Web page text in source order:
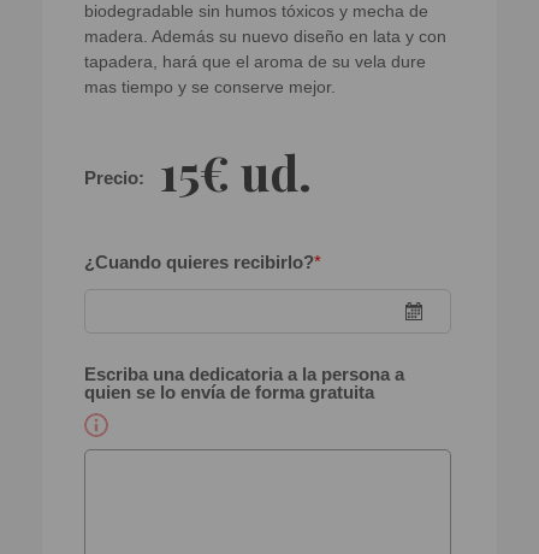
biodegradable sin humos tóxicos y mecha de
madera. Además su nuevo diseño en lata y con
tapadera, hará que el aroma de su vela dure
mas tiempo y se conserve mejor.
Precio: 15€ ud.
¿Cuando quieres recibirlo?*
Escriba una dedicatoria a la persona a
quien se lo envía de forma gratuita